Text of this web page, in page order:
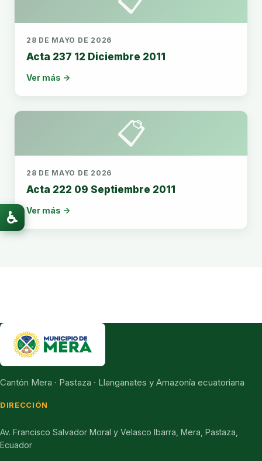
28 DE MAYO DE 2026
Acta 237 12 Diciembre 2011
Ver más →
📋
28 DE MAYO DE 2026
Acta 222 09 Septiembre 2011
Ver más →
Cantón Mera · Pastaza · Llanganates y Amazonía ecuatoriana
DIRECCIÓN
Av. Francisco Salvador Moral y Velasco Ibarra, Mera, Pastaza,
Ecuador
♿